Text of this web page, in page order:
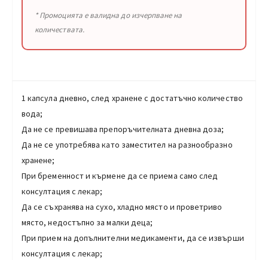
* Промоцията е валидна до изчерпване на
количествата.
1 капсула дневно, след хранене с достатъчно количество
вода;
Да не се превишава препоръчителната дневна доза;
Да не се употребява като заместител на разнообразно
хранене;
При бременност и кърмене да се приема само след
консултация с лекар;
Да се съхранява на сухо, хладно място и проветриво
място, недостъпно за малки деца;
При прием на допълнителни медикаменти, да се извърши
консултация с лекар;